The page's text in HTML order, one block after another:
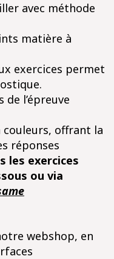
avec méthode
matière à
exercices permet
l’épreuve
couleurs, offrant la
réponses
les exercices
ou via
webshop, en